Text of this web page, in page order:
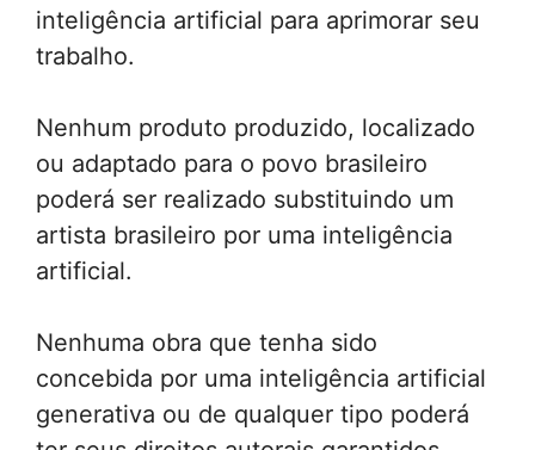
inteligência artificial para aprimorar seu
trabalho.
Nenhum produto produzido, localizado
ou adaptado para o povo brasileiro
poderá ser realizado substituindo um
artista brasileiro por uma inteligência
artificial.
Nenhuma obra que tenha sido
concebida por uma inteligência artificial
generativa ou de qualquer tipo poderá